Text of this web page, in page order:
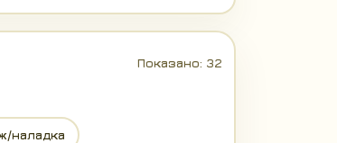
Показано: 32
наладка